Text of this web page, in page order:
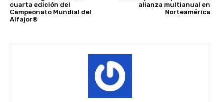
cuarta edición del
Campeonato Mundial del
Alfajor®
alianza multianual en
Norteamérica